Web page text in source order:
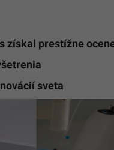
získal prestížne
sveta